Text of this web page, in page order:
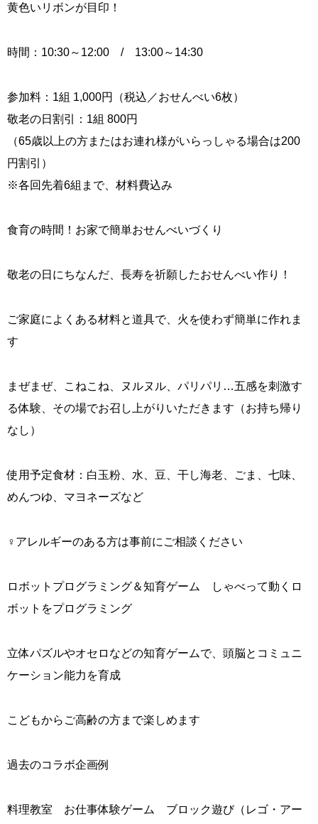
黄色いリボンが目印！
時間：10:30～12:00 / 13:00～14:30
参加料：1組 1,000円（税込／おせんべい6枚）
敬老の日割引：1組 800円
（65歳以上の方またはお連れ様がいらっしゃる場合は200
円割引）
※各回先着6組まで、材料費込み
食育の時間！お家で簡単おせんべいづくり
敬老の日にちなんだ、長寿を祈願したおせんべい作り！
ご家庭によくある材料と道具で、火を使わず簡単に作れま
す
まぜまぜ、こねこね、ヌルヌル、パリパリ…五感を刺激す
る体験、その場でお召し上がりいただきます（お持ち帰り
なし）
使用予定食材：白玉粉、水、豆、干し海老、ごま、七味、
めんつゆ、マヨネーズなど
‍♀️アレルギーのある方は事前にご相談ください
ロボットプログラミング＆知育ゲーム しゃべって動くロ
ボットをプログラミング
立体パズルやオセロなどの知育ゲームで、頭脳とコミュニ
ケーション能力を育成
こどもからご高齢の方まで楽しめます
過去のコラボ企画例
料理教室 お仕事体験ゲーム ブロック遊び（レゴ・アー